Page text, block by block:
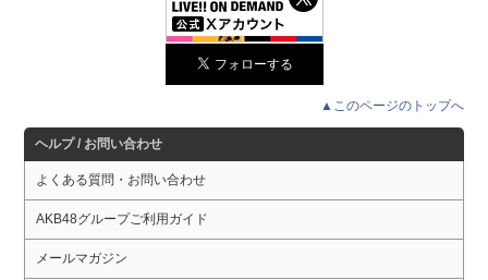
▲このページのトップへ
ヘルプ / お問い合わせ
よくある質問・お問い合わせ
AKB48グループご利用ガイド
メールマガジン